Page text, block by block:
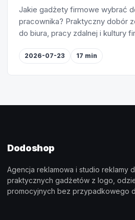
Jakie gadżety firmowe wybrać
pracownika? Praktyczny dobór
do biura, pracy zdalnej i kultury
2026-07-23 17 min
Dodoshop
Agencja reklamowa i studio reklamy
praktycznych gadżetów z logo,
promocyjnych bez przypadkowego